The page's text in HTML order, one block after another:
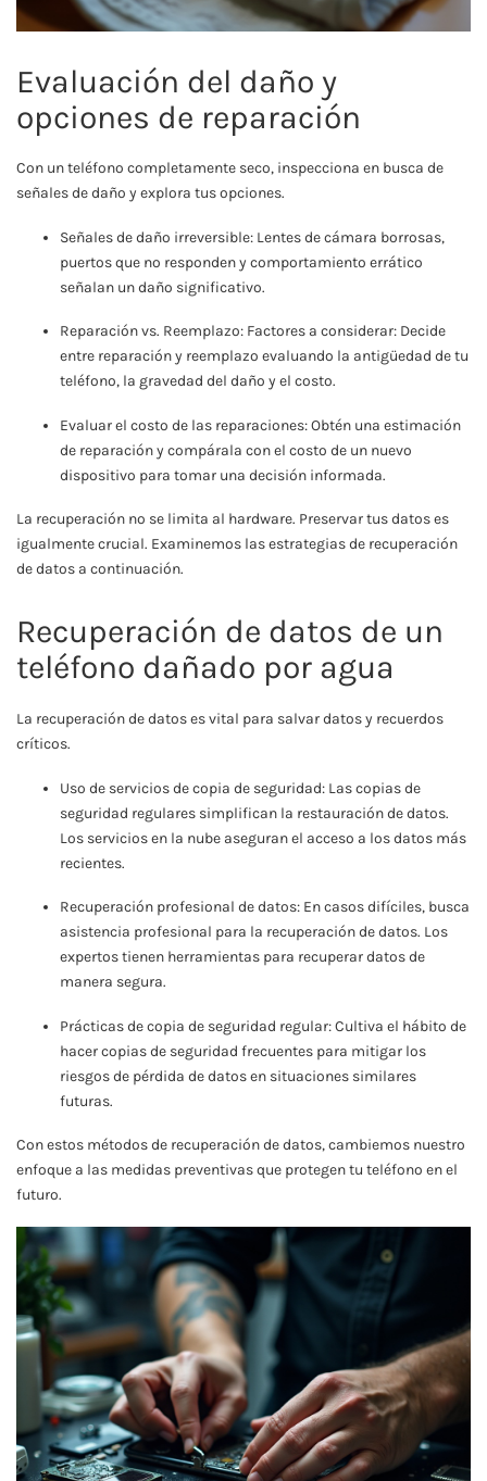
Evaluación del daño y
opciones de reparación
Con un teléfono completamente seco, inspecciona en busca de
señales de daño y explora tus opciones.
Señales de daño irreversible: Lentes de cámara borrosas,
puertos que no responden y comportamiento errático
señalan un daño significativo.
Reparación vs. Reemplazo: Factores a considerar: Decide
entre reparación y reemplazo evaluando la antigüedad de tu
teléfono, la gravedad del daño y el costo.
Evaluar el costo de las reparaciones: Obtén una estimación
de reparación y compárala con el costo de un nuevo
dispositivo para tomar una decisión informada.
La recuperación no se limita al hardware. Preservar tus datos es
igualmente crucial. Examinemos las estrategias de recuperación
de datos a continuación.
Recuperación de datos de un
teléfono dañado por agua
La recuperación de datos es vital para salvar datos y recuerdos
críticos.
Uso de servicios de copia de seguridad: Las copias de
seguridad regulares simplifican la restauración de datos.
Los servicios en la nube aseguran el acceso a los datos más
recientes.
Recuperación profesional de datos: En casos difíciles, busca
asistencia profesional para la recuperación de datos. Los
expertos tienen herramientas para recuperar datos de
manera segura.
Prácticas de copia de seguridad regular: Cultiva el hábito de
hacer copias de seguridad frecuentes para mitigar los
riesgos de pérdida de datos en situaciones similares
futuras.
Con estos métodos de recuperación de datos, cambiemos nuestro
enfoque a las medidas preventivas que protegen tu teléfono en el
futuro.